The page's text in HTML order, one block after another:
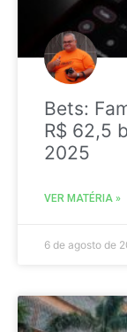
Bets:
R$ 62,5
2025
VER MATÉRIA »
6 de agosto de